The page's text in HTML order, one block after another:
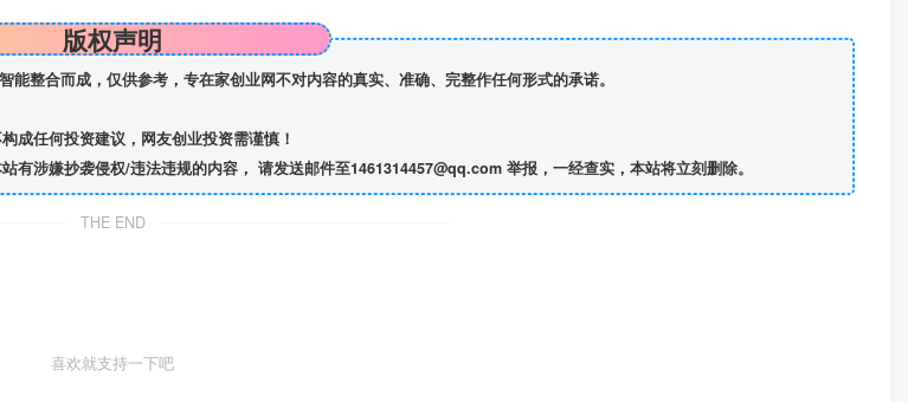
版权声明
整合而成，仅供参考，专在家创业网不对内容的真实、准确、完整作任何形式的承诺。
成任何投资建议，网友创业投资需谨慎！
涉嫌抄袭侵权/违法违规的内容， 请发送邮件至1461314457@qq.com 举报，一经查实，本站将立刻删除。
THE END
喜欢就支持一下吧